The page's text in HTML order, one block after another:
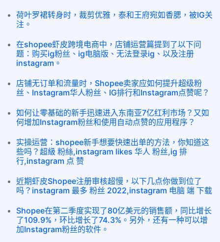
荷叶罗裙转身时，裁剪优雅，泰和王府宛如香腮，被IG关
注。
在shopee虾皮跨境电商中，店铺运营篇提到了以下问
题：购买ig粉丝、ig电脑版、无法登录ig、以及注册
instagram。
店铺无订单和流量时，Shopee卖家应如何提升超级粉
丝、Instagram华人粉丝、IG排行和Instagram点赞呢？
如何让零基础的新手迅速进入东南亚7亿红利市场？又如
何增加Instagram粉丝和使用自动点赞的应用程序？
实操运营：shopee新手想要快速出单的方法，你知道这
些吗？超級 粉絲,instagram likes 华人 粉丝,ig 排
行,instagram 点 赞
近期虾皮Shopee注册审核超慢，以下几点你做到位了
吗？instagram 最多 粉丝 2022,instagram 电脑 端 下载
Shopee在第二季度实现了80亿美元的销售额，同比增长
了109.9%，环比增长了74.3%。另外，还有一种可以增
加Instagram粉丝的软件。